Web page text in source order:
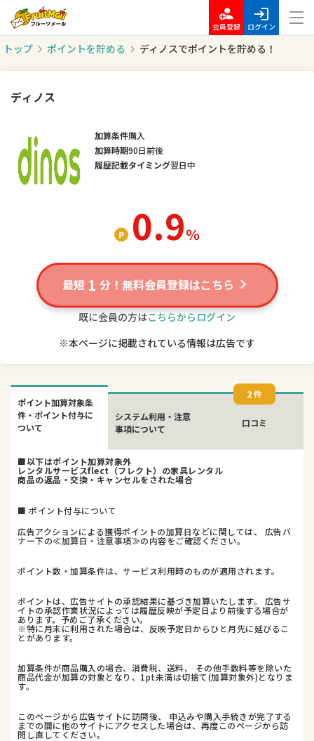
会員登録 ログイン
トップ ポイントを貯める ディノスでポイントを貯める！
ディノス
0.9％
加算条件購入
加算時期90日前後
履歴記載タイミング翌日中
最短 1 分！無料会員登録はこちら
既に会員の方はこちらからログイン
※本ページに掲載されている情報は広告です
ポイント加算対象条
件・ポイント付与に
ついて
システム利用・注意
事項について
口コミ
2 件
■以下はポイント加算対象外
レンタルサービスflect（フレクト）の家具レンタル
商品の返品・交換・キャンセルをされた場合
■ ポイント付与について
広告アクションによる獲得ポイントの加算日などに関しては、 広告バ
ナー下の≪加算日・注意事項≫の内容をご確認ください。
ポイント数・加算条件は、サービス利用時のものが適用されます。
ポイントは、広告サイトの承認結果に基づき加算いたします。 広告サ
イトの承認作業状況によっては履歴反映が予定日より前後する場合が
あります。予めご了承ください。
※特に月末に利用された場合は、反映予定日からひと月先に延びるこ
とがあります。
加算条件が商品購入の場合、消費税、送料、 その他手数料等を除いた
商品代金が加算の対象となり、1pt未満は切捨て(加算対象外)となりま
す。
このページから広告サイトに訪問後、 申込みや購入手続きが完了する
までの間に他のサイトにアクセスした場合は、再度このページから訪
問し直してください。